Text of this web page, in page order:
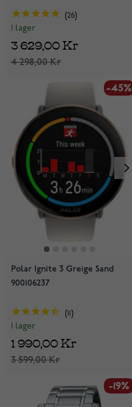
26
I lager
4 298,00 Kr
3 629,00 Kr
-45%
Polar Ignite 3 Greige Sand
900106237
I lager
3 599,00 Kr
1 990,00 Kr
-19%